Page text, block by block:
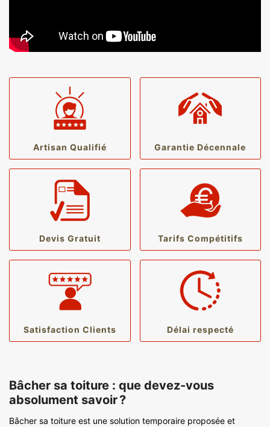
Artisan Qualifié Garantie Décennale
Devis Gratuit Tarifs Compétitifs
Satisfaction Clients Délai respecté
Bâcher sa toiture : que devez-vous
absolument savoir ?
Bâcher sa toiture est une solution temporaire proposée et